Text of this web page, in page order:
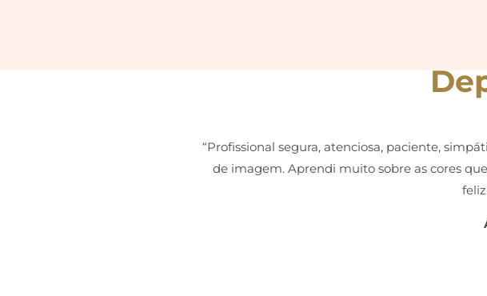
“Profissional segura, atenciosa, paciente,
de imagem. Aprendi muito sobre as cores